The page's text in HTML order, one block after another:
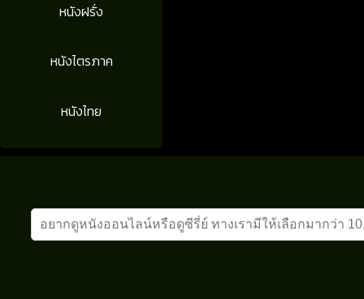
หนังฝรั่ง
หนังไตรภาค
หนังไทย